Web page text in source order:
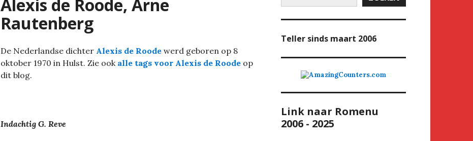
Alexis de Roode, Arne
Rautenberg
De Nederlandse dichter Alexis de Roode werd geboren op 8
oktober 1970 in Hulst. Zie ook alle tags voor Alexis de Roode op
dit blog.
Indachtig G. Reve
Teller sinds maart 2006
Link naar Romenu
2006 - 2025